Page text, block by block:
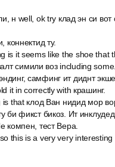
н well, ok try клад эн си вот
ту.
is it seems like the shoe that
симили воз including some.
самфинг ит диднт
it in correctly with крашинг.
that клод Ван нидид мор
би фикст бикоз. Ит
компен, тест Вера.
this is a very very